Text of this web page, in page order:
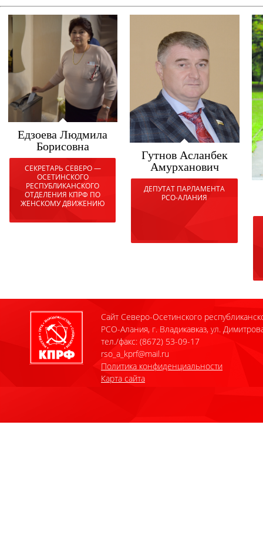
Едзоева Людмила
Борисовна
СЕКРЕТАРЬ СЕВЕРО —
ОСЕТИНСКОГО
РЕСПУБЛИКАНСКОГО
ОТДЕЛЕНИЯ КПРФ ПО
ЖЕНСКОМУ ДВИЖЕНИЮ
Гутнов Асланбек
Амурханович
ДЕПУТАТ ПАРЛАМЕНТА
РСО-АЛАНИЯ
Сайт Северо-Осетинского
РСО-Алания, г. Владикавказ, ул.
тел./факс: (8672) 53-09-17
rso_a_kprf@mail.ru
Политика конфиденциальности
Карта сайта